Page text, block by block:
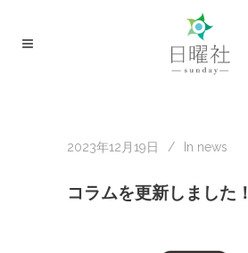
2023年12月19日 In news
コラムを更新しました！